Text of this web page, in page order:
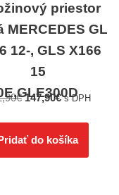
priestor
MERCEDES GL
12-, GLS X166
15
€ 147,90€ s DPH
do košíka